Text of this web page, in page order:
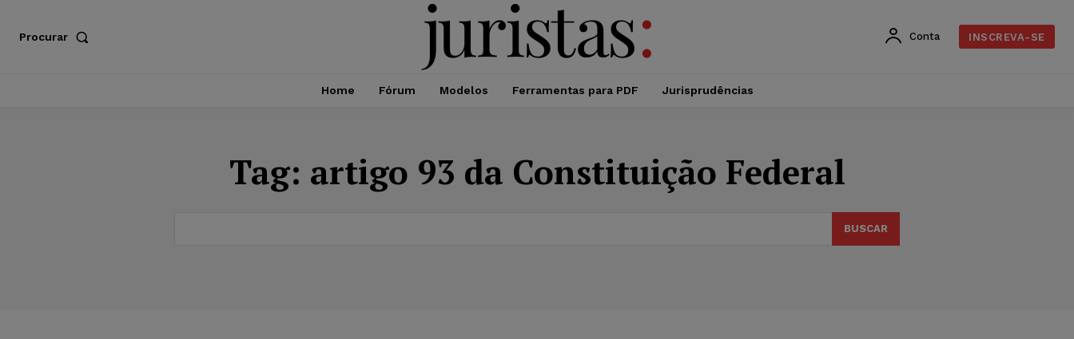
Procurar Conta INSCREVA-SE
Home Fórum Modelos Ferramentas para PDF Jurisprudências
Tag: artigo 93 da Constituição Federal
BUSCAR